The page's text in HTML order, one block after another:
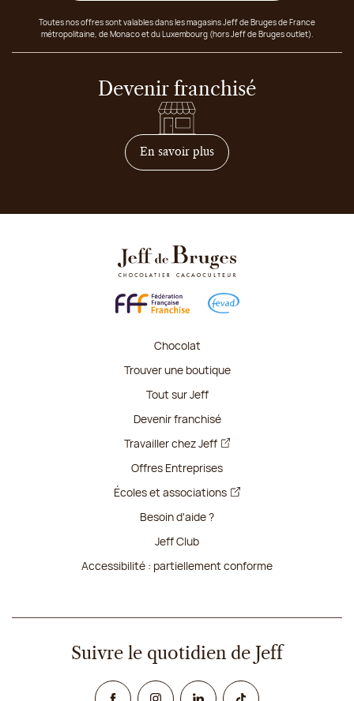
Toutes nos offres sont valables dans les magasins Jeff de Bruges de France
métropolitaine, de Monaco et du Luxembourg (hors Jeff de Bruges outlet).
Devenir franchisé
En savoir plussur comment devenir
Chocolat
Trouver une boutique
Tout sur Jeff
Devenir franchisé
Travailler chez Jeff
Offres Entreprises
Écoles et associations
Besoin d'aide ?
Jeff Club
Accessibilité : partiellement conforme
Suivre le quotidien de Jeff